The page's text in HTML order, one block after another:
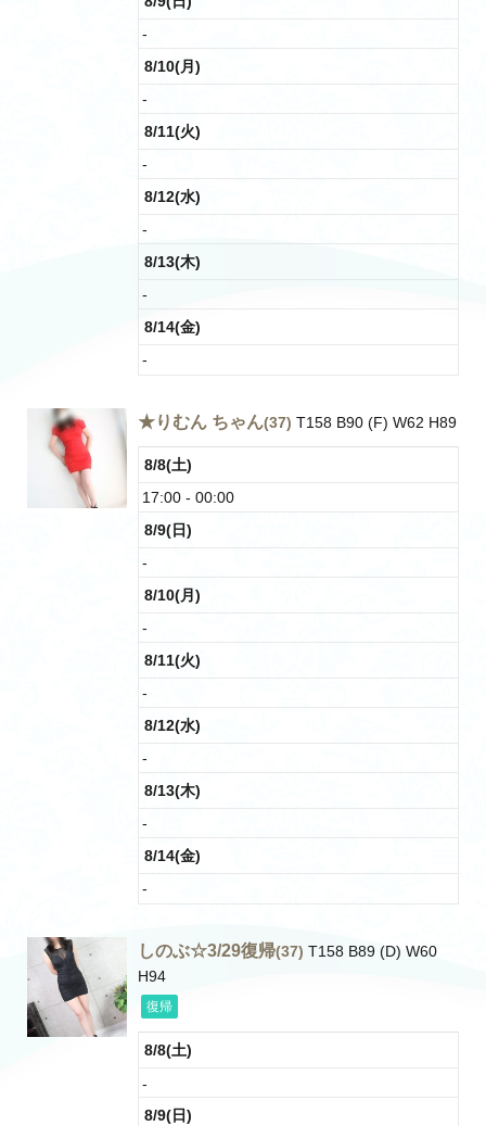
-
8/10(月)
-
8/11(火)
-
8/12(水)
-
8/13(木)
-
8/14(金)
-
★りむん ちゃん(37) T158 B90 (F) W62 H89
8/8(土)
17:00 - 00:00
8/9(日)
-
8/10(月)
-
8/11(火)
-
8/12(水)
-
8/13(木)
-
8/14(金)
-
しのぶ☆3/29復帰(37) T158 B89 (D) W60
H94
復帰
8/8(土)
-
8/9(日)